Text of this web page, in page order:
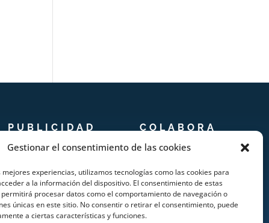
Gestionar el consentimiento de las cookies
mejores experiencias, utilizamos tecnologías como las cookies para
a la información del dispositivo. El consentimiento de estas
procesar datos como el comportamiento de navegación o
únicas en este sitio. No consentir o retirar el consentimiento, puede
a ciertas características y funciones.
PUBLICIDAD
Publicidad
Quienes somos
COLABORA
Añadir Restaurante &
Bar
Añadir Alojamiento